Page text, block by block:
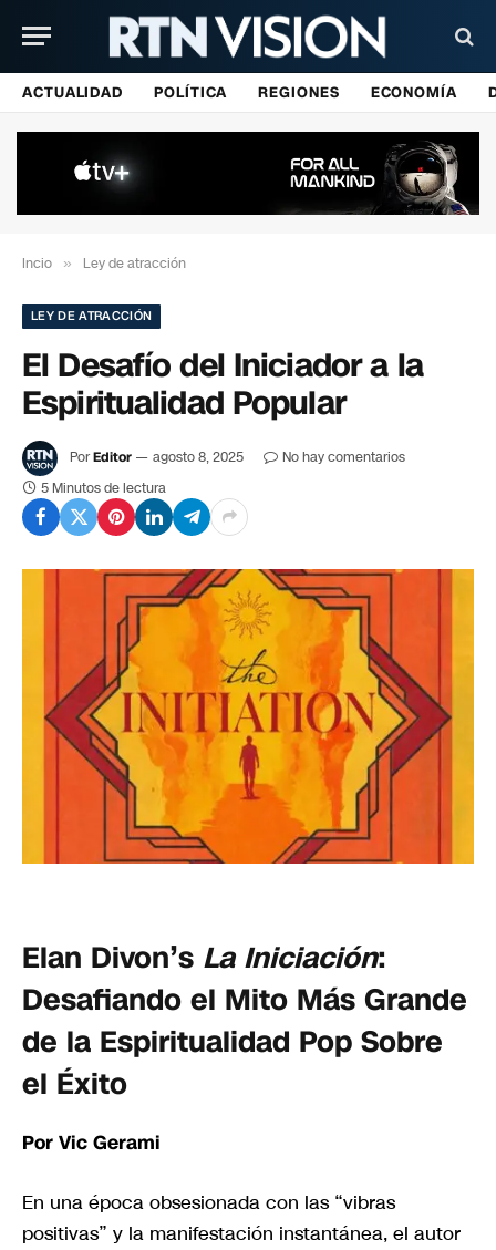
ACTUALIDAD POLÍTICA REGIONES ECONOMÍA
Incio » Ley de atracción
LEY DE ATRACCIÓN
El Desafío del Iniciador a la
Espiritualidad Popular
PorEditor agosto 8, 2025
No hay comentarios
5 Minutos de lectura
Elan Divon’s La Iniciación:
Desafiando el Mito Más Grande
de la Espiritualidad Pop Sobre
el Éxito
Por Vic Gerami
En una época obsesionada con las “vibras
positivas” y la manifestación instantánea, el autor